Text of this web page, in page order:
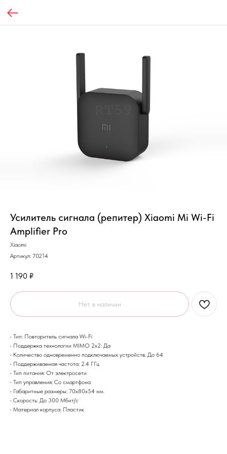
Усилитель сигнала (репитер) Xiaomi Mi Wi-Fi
Amplifier Pro
Xiaomi
Артикул: 70214
1 190 ₽
Нет в наличии
• Тип: Повторитель сигнала Wi-Fi
• Поддержка технологии MIMO 2x2: Да
• Количество одновременно подключаемых устройств: До 64
• Поддерживаемая частота: 2.4 ГГц
• Тип питания: От электросети
• Тип управления: Со смартфона
• Габаритные размеры: 70х80х54 мм.
• Скорость: До 300 Мбит/с
• Материал корпуса: Пластик